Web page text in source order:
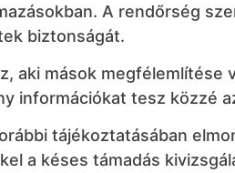
A rendőrség
biztonságát.
aki mások megfélemlítése
információkat tesz közzé
tájékoztatásában
a késes támadás